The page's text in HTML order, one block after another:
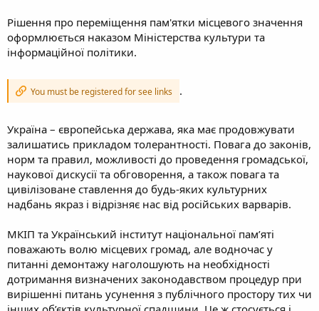
Рішення про переміщення пам'ятки місцевого значення
оформлюється наказом Міністерства культури та
інформаційної політики.
You must be registered for see links .
Україна – європейська держава, яка має продовжувати
залишатись прикладом толерантності. Повага до законів,
норм та правил, можливості до проведення громадської,
наукової дискусії та обговорення, а також повага та
цивілізоване ставлення до будь-яких культурних
надбань якраз і відрізняє нас від російських варварів.
МКІП та Український інститут національної пам’яті
поважають волю місцевих громад, але водночас у
питанні демонтажу наголошують на необхідності
дотримання визначених законодавством процедур при
вирішенні питань усунення з публічного простору тих чи